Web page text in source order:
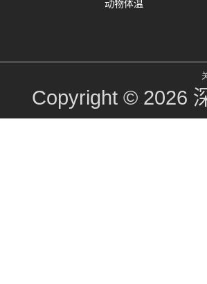
动物体温
Copyright © 2026